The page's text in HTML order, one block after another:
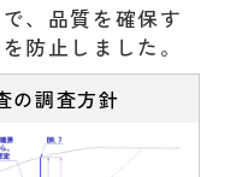
、品質を確保す
防止しました。
の調査方針